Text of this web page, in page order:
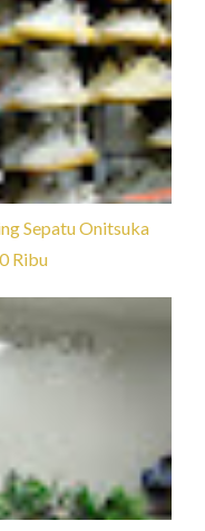
Sepatu Onitsuka
Ribu